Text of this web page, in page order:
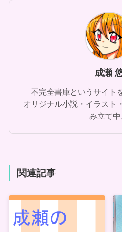
成瀬
不完全書庫というサイト
オリジナル小説・イラスト
み立て中
関連記事